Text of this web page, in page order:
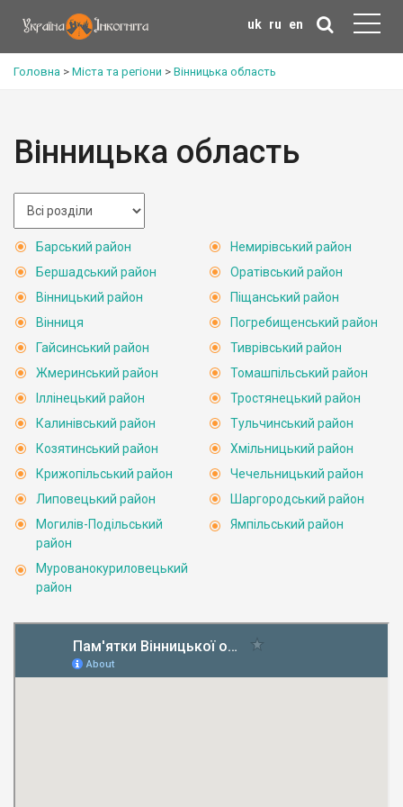
uk ru en
Головна > Міста та регіони > Вінницька область
Вінницька область
Барський район
Бершадський район
Вінницький район
Вінниця
Гайсинський район
Жмеринський район
Іллінецький район
Калинівський район
Козятинський район
Крижопільський район
Липовецький район
Могилів-Подільський
район
Мурованокуриловецький
район
Немирівський район
Оратівський район
Піщанський район
Погребищенський район
Тиврівський район
Томашпільський район
Тростянецький район
Тульчинський район
Хмільницький район
Чечельницький район
Шаргородський район
Ямпільський район